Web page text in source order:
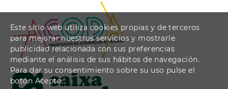
Este sitio web utiliza cookies propias y de terceros
para mejorar nuestros servicios y mostrarle
publicidad relacionada con sus preferencias
mediante el análisis de sus hábitos de navegación.
Para dar su consentimiento sobre su uso pulse el
botón Acepto.